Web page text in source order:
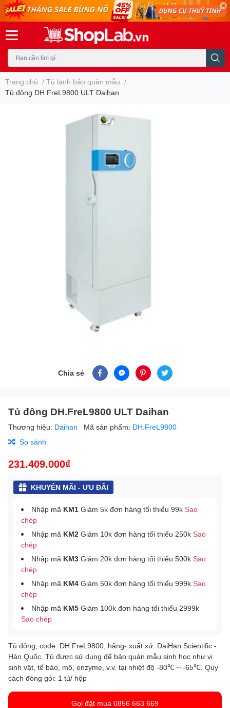
Trang chủ / Tủ lạnh bảo quản mẫu /
Tủ đông DH.FreL9800 ULT Daihan
Chia sẻ
Tủ đông DH.FreL9800 ULT Daihan
Thương hiệu: Daihan Mã sản phẩm: DH.FreL9800
So sánh
231.409.000₫
KHUYẾN MÃI - ƯU ĐÃI
Nhập mã KM1 Giảm 5k đơn hàng tối thiểu 99k Sao
chép
Nhập mã KM2 Giảm 10k đơn hàng tối thiểu 250k Sao
chép
Nhập mã KM3 Giảm 20k đơn hàng tối thiểu 500k Sao
chép
Nhập mã KM4 Giảm 50k đơn hàng tối thiểu 999k Sao
chép
Nhập mã KM5 Giảm 100k đơn hàng tối thiểu 2999k
Sao chép
Tủ đông, code: DH.FreL9800, hãng- xuất xứ: DaiHan Scientific -
Hàn Quốc. Tủ được sử dụng để bảo quản mẫu sinh học như vi
sinh vật, tế bào, mô, enzyme, v.v. tại nhiệt độ -80℃ ~ -65℃. Quy
cách đóng gói: 1 tủ/ hộp
Gọi đặt mua 0856 663 669